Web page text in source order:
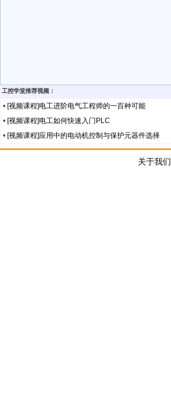
工控学堂推荐视频：
• [视频课程]电工进阶电气工程师的一百种可能
• [视频课程]电工如何快速入门PLC
• [视频课程]应用中的电动机控制与保护元器件选择
关于我们